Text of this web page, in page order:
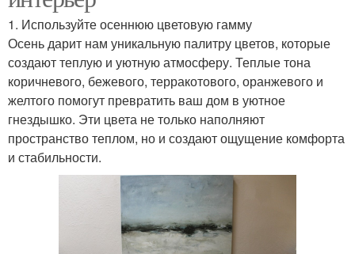
1. Используйте осеннюю цветовую гамму
Осень дарит нам уникальную палитру цветов, которые
создают теплую и уютную атмосферу. Теплые тона
коричневого, бежевого, терракотового, оранжевого и
желтого помогут превратить ваш дом в уютное
гнездышко. Эти цвета не только наполняют
пространство теплом, но и создают ощущение комфорта
и стабильности.